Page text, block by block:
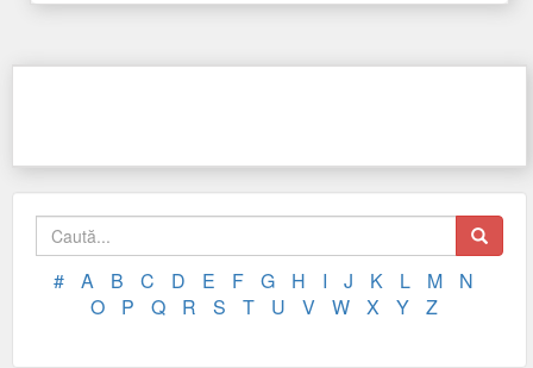
# A B C D E F G H I J K L M
N
O
P Q R S T U V W X Y Z